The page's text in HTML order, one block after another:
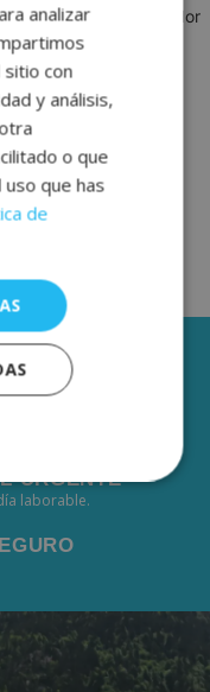
y web en este navegador
URGENTE
laborable.
ENGLISH
GERMAN
analizar
con
y análisis,
o que
que has
de